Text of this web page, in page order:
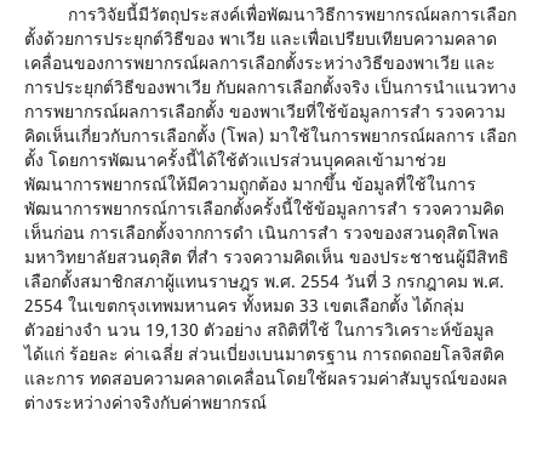
การวิจัยนี้มีวัตถุประสงค์เพื่อพัฒนาวิธีการพยากรณ์ผลการเลือก
ตั้งด้วยการประยุกต์วิธีของ พาเวีย และเพื่อเปรียบเทียบความคลาด
เคลื่อนของการพยากรณ์ผลการเลือกตั้งระหว่างวิธีของพาเวีย และ
การประยุกต์วิธีของพาเวีย กับผลการเลือกตั้งจริง เป็นการนำแนวทาง
การพยากรณ์ผลการเลือกตั้ง ของพาเวียที่ใช้ข้อมูลการสำ รวจความ
คิดเห็นเกี่ยวกับการเลือกตั้ง (โพล) มาใช้ในการพยากรณ์ผลการ เลือก
ตั้ง โดยการพัฒนาครั้งนี้ได้ใช้ตัวแปรส่วนบุคคลเข้ามาช่วย
พัฒนาการพยากรณ์ให้มีความถูกต้อง มากขึ้น ข้อมูลที่ใช้ในการ
พัฒนาการพยากรณ์การเลือกตั้งครั้งนี้ใช้ข้อมูลการสำ รวจความคิด
เห็นก่อน การเลือกตั้งจากการดำ เนินการสำ รวจของสวนดุสิตโพล
มหาวิทยาลัยสวนดุสิต ที่สำ รวจความคิดเห็น ของประชาชนผู้มีสิทธิ
เลือกตั้งสมาชิกสภาผู้แทนราษฎร พ.ศ. 2554 วันที่ 3 กรกฎาคม พ.ศ.
2554 ในเขตกรุงเทพมหานคร ทั้งหมด 33 เขตเลือกตั้ง ได้กลุ่ม
ตัวอย่างจำ นวน 19,130 ตัวอย่าง สถิติที่ใช้ ในการวิเคราะห์ข้อมูล
ได้แก่ ร้อยละ ค่าเฉลี่ย ส่วนเบี่ยงเบนมาตรฐาน การถดถอยโลจิสติค
และการ ทดสอบความคลาดเคลื่อนโดยใช้ผลรวมค่าสัมบูรณ์ของผล
ต่างระหว่างค่าจริงกับค่าพยากรณ์